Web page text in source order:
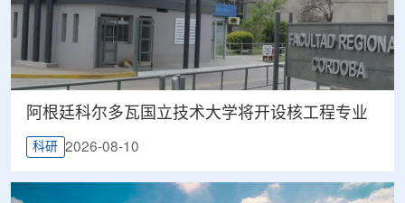
阿根廷科尔多瓦国立技术大学将开设核工程专业
科研 2026-08-10